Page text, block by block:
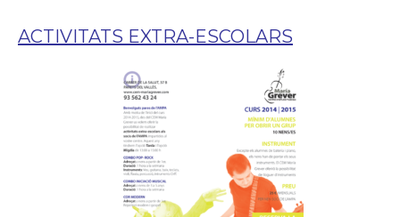
ACTIVITATS EXTRA-ESCOLARS